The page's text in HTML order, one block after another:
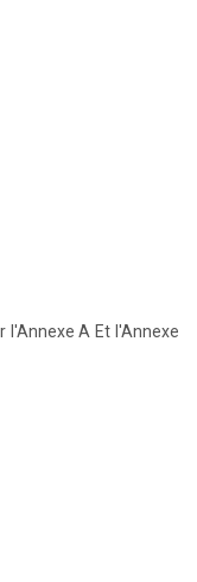
l'Annexe A Et l'Annexe